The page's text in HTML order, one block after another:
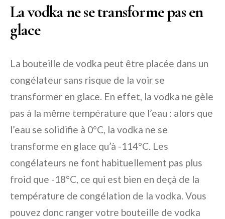
La vodka ne se transforme pas en
glace
La bouteille de vodka peut être placée dans un
congélateur sans risque de la voir se
transformer en glace. En effet, la vodka ne gèle
pas à la même température que l’eau : alors que
l’eau se solidifie à 0°C, la vodka ne se
transforme en glace qu’à -114°C. Les
congélateurs ne font habituellement pas plus
froid que -18°C, ce qui est bien en deçà de la
température de congélation de la vodka. Vous
pouvez donc ranger votre bouteille de vodka